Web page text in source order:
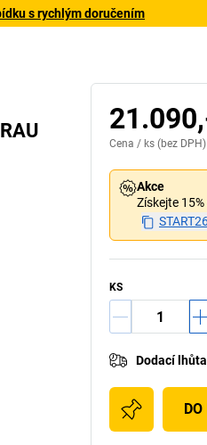
s rychlým doručením
Cena / ks (bez DPH)
Akce
Získejte
KS
Dodací lhůta